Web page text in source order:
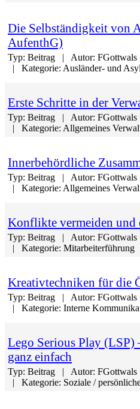
Die Selbständigkeit von
AufenthG)
Typ: Beitrag Autor: FGottwals
Kategorie: Ausländer- und
Erste Schritte in der
Typ: Beitrag Autor: FGottwals
Kategorie: Allgemeines
Innerbehördliche
Typ: Beitrag Autor: FGottwals
Kategorie: Allgemeines
Konflikte vermeiden und
Typ: Beitrag Autor: FGottwals
Kategorie: Mitarbeiterführung
Kreativtechniken für die
Typ: Beitrag Autor: FGottwals
Kategorie: Interne
Lego Serious Play (LSP)
ganz einfach
Typ: Beitrag Autor: FGottwals
Kategorie: Soziale /